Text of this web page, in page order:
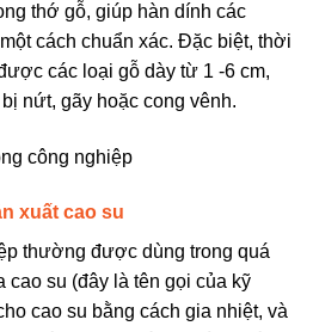
thớ gỗ, giúp hàn dính các
cách chuẩn xác. Đặc biệt, thời
các loại gỗ dày từ 1 -6 cm,
nứt, gãy hoặc cong vênh.
xuất cao su
thường được dùng trong quá
cao su (đây là tên gọi của kỹ
cao su bằng cách gia nhiệt, và